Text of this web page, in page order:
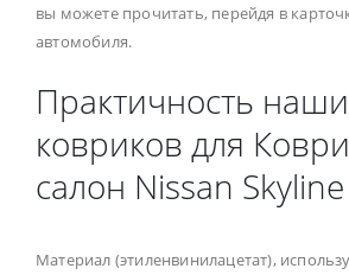
вы можете прочитать, перейдя в
автомобиля.
Практичность
ковриков для
салон Nissan Skyline
Материал (этиленвинилацетат),